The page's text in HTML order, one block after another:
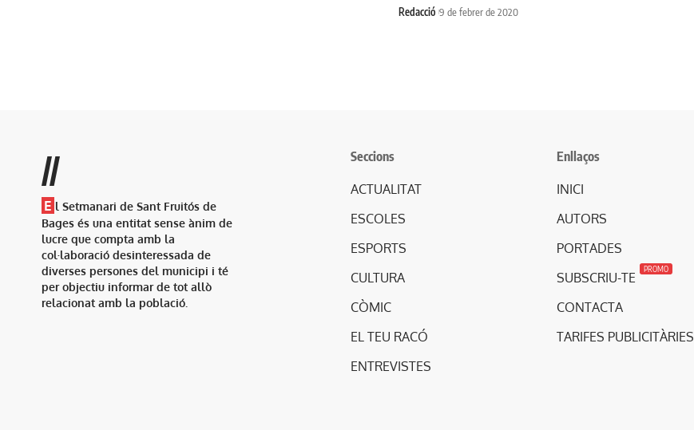
Redacció 9 de febrer de 2020
//
E l Setmanari de Sant Fruitós de
Bages és una entitat sense ànim de
lucre que compta amb la
col·laboració desinteressada de
diverses persones del municipi i té
per objectiu informar de tot allò
relacionat amb la població.
Seccions
ACTUALITAT
ESCOLES
ESPORTS
CULTURA
CÒMIC
EL TEU RACÓ
ENTREVISTES
Enllaços
INICI
AUTORS
PORTADES
SUBSCRIU-TE
PROMO
CONTACTA
TARIFES PUBLICITÀRIES